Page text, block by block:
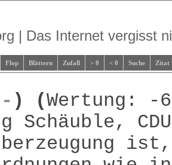
| Das Internet vergisst
Flop Blättern Zufall > 0 < 0 Suche Zitat
- ) (Wertung: -
Schäuble, CDU